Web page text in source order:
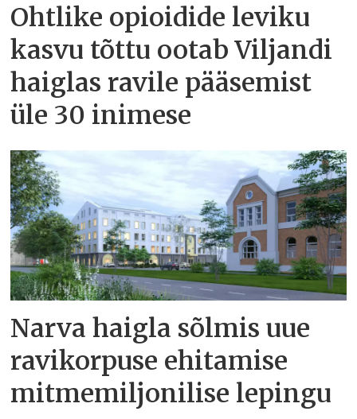
Ohtlike opioidide leviku
kasvu tõttu ootab Viljandi
haiglas ravile pääsemist
üle 30 inimese
Narva haigla sõlmis uue
ravikorpuse ehitamise
mitmemiljonilise lepingu